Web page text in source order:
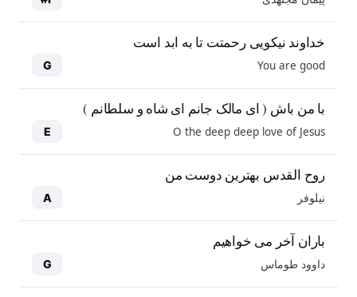
خداوند نیکویی رحمتت تا به ابد است
You are good
G
با من باش ( ای مالک جانم ای شاه و سلطانم )
O the deep deep love of Jesus
E
روح القدس بهترین دوست من
نیلوفر A
باران آخر می خواهیم
داوود طوماس G